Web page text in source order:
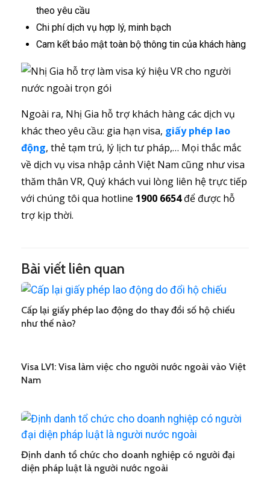
theo yêu cầu
Chi phí dịch vụ hợp lý, minh bạch
Cam kết bảo mật toàn bộ thông tin của khách hàng
Ngoài ra, Nhị Gia hỗ trợ khách hàng các dịch vụ
khác theo yêu cầu: gia hạn visa, giấy phép lao
động, thẻ tạm trú, lý lịch tư pháp,… Mọi thắc mắc
về dịch vụ visa nhập cảnh Việt Nam cũng như visa
thăm thân VR, Quý khách vui lòng liên hệ trực tiếp
với chúng tôi qua hotline 1900 6654để được hỗ
trợ kịp thời.
Bài viết liên quan
Cấp lại giấy phép lao động do thay đổi số hộ chiếu
như thế nào?
Visa LV1: Visa làm việc cho người nước ngoài vào Việt
Nam
Định danh tổ chức cho doanh nghiệp có người đại
diện pháp luật là người nước ngoài